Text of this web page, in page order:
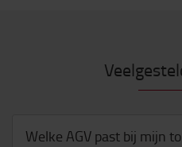
Welke AGV past bij mijn